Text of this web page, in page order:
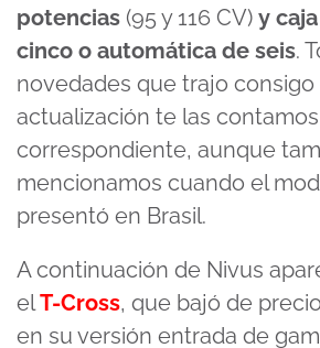
potencias (95 y 116 CV) y
cinco o automática de seis.
novedades que trajo consigo
actualización te las
correspondiente, aunque
mencionamos cuando el
presentó en Brasil.
A continuación de Nivus
elT-Cross, que bajó de
en su versión entrada de